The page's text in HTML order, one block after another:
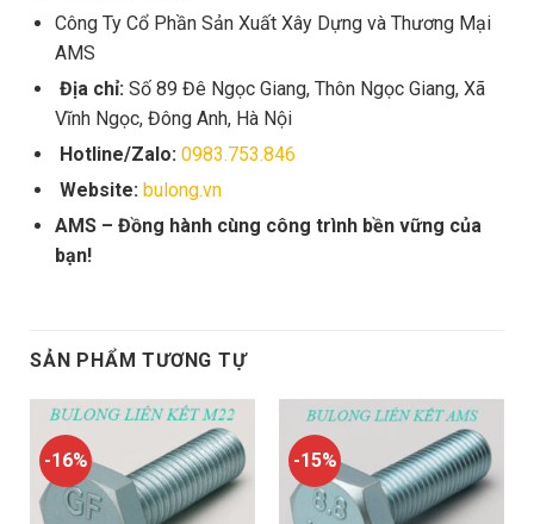
Công Ty Cổ Phần Sản Xuất Xây Dựng và Thương Mại
AMS
Địa chỉ: Số 89 Đê Ngọc Giang, Thôn Ngọc Giang, Xã
Vĩnh Ngọc, Đông Anh, Hà Nội
Hotline/Zalo: 0983.753.846
Website: bulong.vn
AMS – Đồng hành cùng công trình bền vững của
bạn!
SẢN PHẨM TƯƠNG TỰ
-15%
-16%